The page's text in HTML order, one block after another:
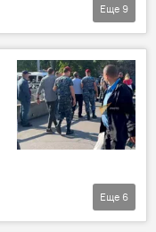
Ситуация на армяно-азербайджанской границе: что происходит?
Еще 9
Еще 6